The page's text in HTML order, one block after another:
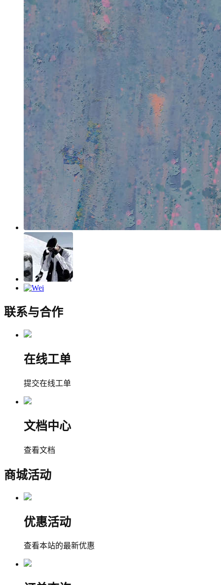
联系与合作
在线工单
提交在线工单
文档中心
查看文档
商城活动
优惠活动
查看本站的最新优惠